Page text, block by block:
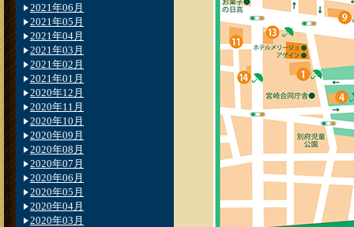
2021年06月
2021年05月
2021年04月
2021年03月
2021年02月
2021年01月
2020年12月
2020年11月
2020年10月
2020年09月
2020年08月
2020年07月
2020年06月
2020年05月
2020年04月
2020年03月